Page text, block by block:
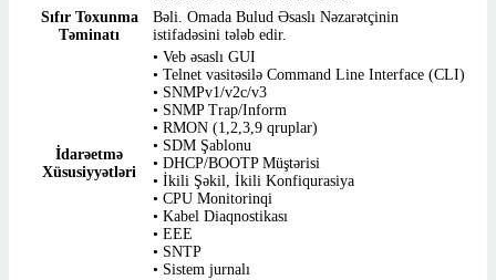
Sıfır Toxunma
Təminatı
Bəli. Omada Bulud Əsaslı Nəzarətçinin
istifadəsini tələb edir.
İdarəetmə
Xüsusiyyətləri
• Veb əsaslı GUI
• Telnet vasitəsilə Command Line Interface (CLI)
• SNMPv1/v2c/v3
• SNMP Trap/Inform
• RMON (1,2,3,9 qruplar)
• SDM Şablonu
• DHCP/BOOTP Müştərisi
• İkili Şəkil, İkili Konfiqurasiya
• CPU Monitorinqi
• Kabel Diaqnostikası
• EEE
• SNTP
• Sistem jurnalı